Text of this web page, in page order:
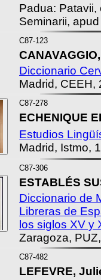
Padua:
Seminarii,
C87-123
Diccionario
Madrid, CEEH,
C87-278
ECHENIQUE
Estudios
Madrid, Istmo,
C87-306
ESTABLÉS
Diccionario de
Libreras de
los siglos XV y
Zaragoza,
C87-482
LEFEVRE,